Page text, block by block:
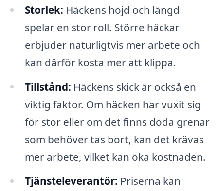
Storlek: Häckens höjd och längd
spelar en stor roll. Större häckar
erbjuder naturligtvis mer arbete och
kan därför kosta mer att klippa.
Tillstånd: Häckens skick är också en
viktig faktor. Om häcken har vuxit sig
för stor eller om det finns döda grenar
som behöver tas bort, kan det krävas
mer arbete, vilket kan öka kostnaden.
Tjänsteleverantör: Priserna kan